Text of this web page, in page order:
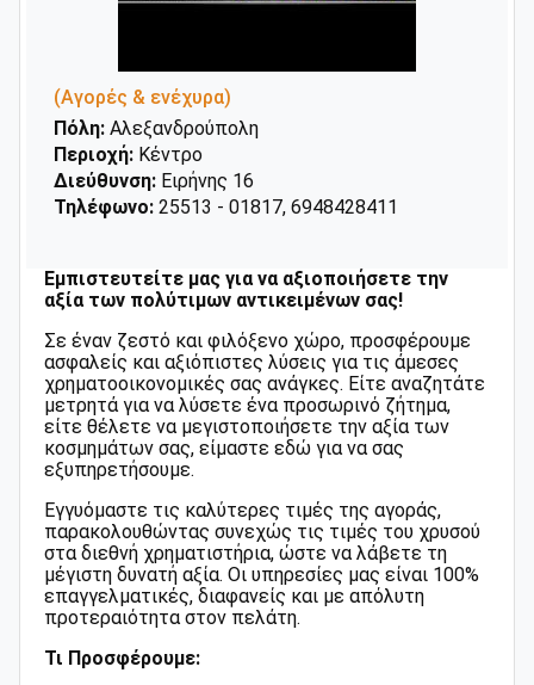
(Αγορές & ενέχυρα)
Πόλη: Αλεξανδρούπολη
Περιοχή: Κέντρο
Διεύθυνση: Ειρήνης 16
Τηλέφωνο: 25513 - 01817, 6948428411
Εμπιστευτείτε μας για να αξιοποιήσετε την
αξία των πολύτιμων αντικειμένων σας!
Σε έναν ζεστό και φιλόξενο χώρο, προσφέρουμε
ασφαλείς και αξιόπιστες λύσεις για τις άμεσες
χρηματοοικονομικές σας ανάγκες. Είτε αναζητάτε
μετρητά για να λύσετε ένα προσωρινό ζήτημα,
είτε θέλετε να μεγιστοποιήσετε την αξία των
κοσμημάτων σας, είμαστε εδώ για να σας
εξυπηρετήσουμε.
Εγγυόμαστε τις καλύτερες τιμές της αγοράς,
παρακολουθώντας συνεχώς τις τιμές του χρυσού
στα διεθνή χρηματιστήρια, ώστε να λάβετε τη
μέγιστη δυνατή αξία. Οι υπηρεσίες μας είναι 100%
επαγγελματικές, διαφανείς και με απόλυτη
προτεραιότητα στον πελάτη.
Τι Προσφέρουμε: